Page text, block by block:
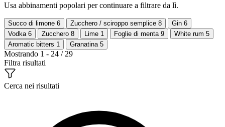
Usa abbinamenti popolari per continuare a filtrare da lì.
Succo di limone 6 Zucchero / sciroppo semplice 8 Gin 6
Vodka 6 Zucchero 8 Lime 1 Foglie di menta 9 White rum 5
Aromatic bitters 1 Granatina 5
Mostrando 1 - 24 / 29
Filtra risultati
Cerca nei risultati